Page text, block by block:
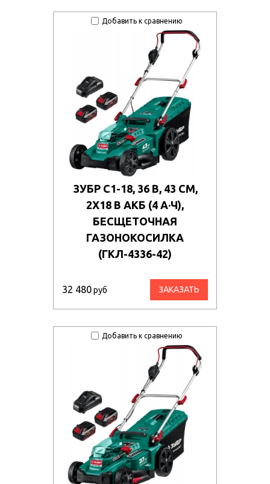
Добавить к сравнению
ЗУБР С1-18, 36 В, 43 СМ,
2Х18 В АКБ (4 А·Ч),
БЕСЩЕТОЧНАЯ
ГАЗОНОКОСИЛКА
(ГКЛ-4336-42)
32 480руб ЗАКАЗАТЬ
Добавить к сравнению